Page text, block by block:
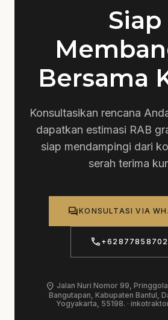
Siap
Bersama
Konsultasikan rencana
dapatkan estimasi RAB
siap mendampingi dari
serah terima
forumKONSULTASI VIA
call
location_on Jalan Nuri Nomor 99,
Bangutapan, Kabupaten Bantul,
Yogyakarta, 55198. ·